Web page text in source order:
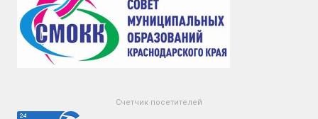
Счетчик посетителей